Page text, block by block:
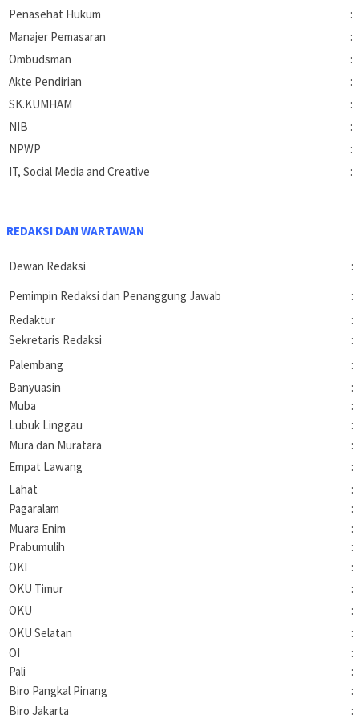
Penasehat Hukum
:
Manajer Pemasaran
:
Ombudsman
:
Akte Pendirian
:
SK.KUMHAM
:
NIB
:
NPWP
:
IT, Social Media and Creative
:
REDAKSI DAN WARTAWAN
Dewan Redaksi
:
Pemimpin Redaksi dan Penanggung Jawab
:
Redaktur
:
Sekretaris Redaksi
:
Palembang
:
Banyuasin
:
Muba
:
Lubuk Linggau
:
Mura dan Muratara
:
Empat Lawang
:
Lahat
:
Pagaralam
:
Muara Enim
:
Prabumulih
:
OKI
:
OKU Timur
:
OKU
:
OKU Selatan
:
OI
:
Pali
:
Biro Pangkal Pinang
:
Biro Jakarta
: